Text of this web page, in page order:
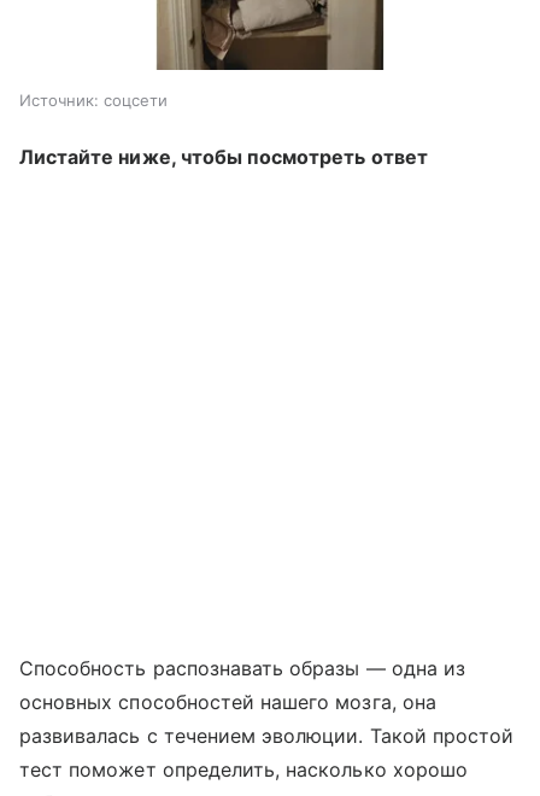
Источник: соцсети
Листайте ниже, чтобы посмотреть ответ
Способность распознавать образы — одна из
основных способностей нашего мозга, она
развивалась с течением эволюции. Такой простой
тест поможет определить, насколько хорошо